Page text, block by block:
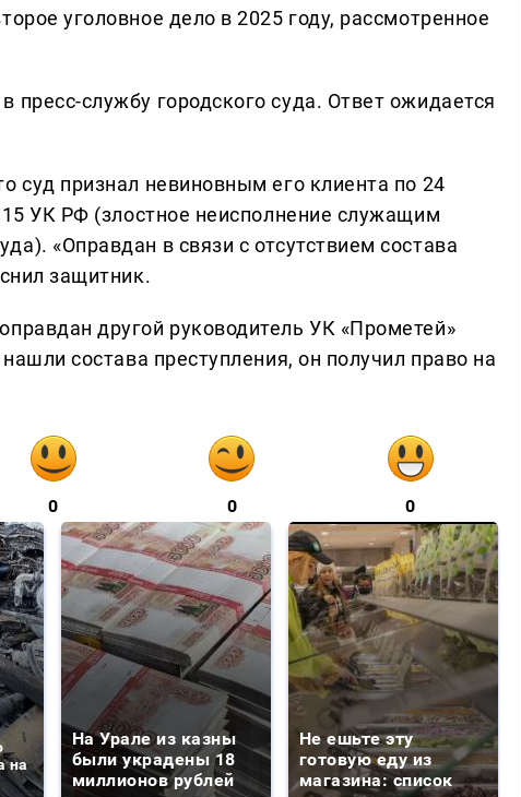
уголовное дело в 2025 году, рассмотренное
службу городского суда. Ответ ожидается
суд признал невиновным его клиента по 24
УК РФ (злостное неисполнение служащим
«Оправдан в связи с отсутствием состава
защитник.
другой руководитель УК «Прометей»
состава преступления, он получил право на
0 0 0
на
На Урале из казны
были украдены 18
миллионов рублей
Не ешьте эту
готовую еду из
магазина: список